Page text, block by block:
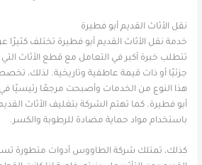
نقل الأثاث القديم أبو فطيرة
خدمة نقل الأثاث القديم أبو فطيرة تختلف كثيرًا
تتطلب خبرة أكبر في التعامل مع قطع الأثاث
جزئيًا أو ذات قيمة عاطفية وتاريخية. لذلك،
هذا النوع من الخدمات وأصبحت مرجعًا رئيسيًا في
أبو فطيرة. كما تهتم الشركة بتغليف الأثاث
باستخدام مواد حماية مضادة للرطوبة والكسر.
كذلك، تمتلك شركة الطاووس أدوات متطورة